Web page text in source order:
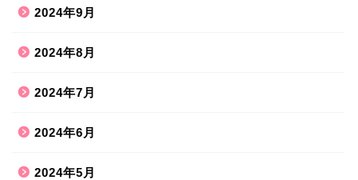
2024年9月
2024年8月
2024年7月
2024年6月
2024年5月